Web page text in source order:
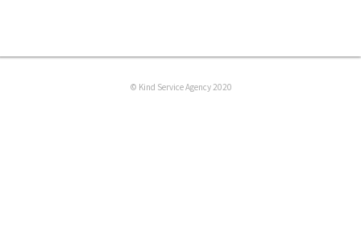
© Kind Service Agency 2020